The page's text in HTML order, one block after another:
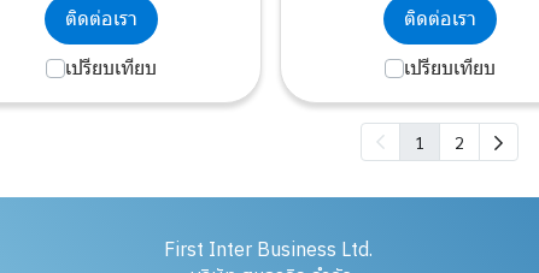
ติดต่อเรา
เปรียบเทียบ
ติดต่อเรา
เปรียบเทียบ
1 2
First Inter Business Ltd.